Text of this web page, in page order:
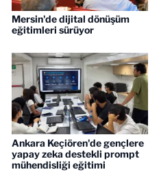
Mersin'de dijital dönüşüm
eğitimleri sürüyor
Ankara Keçiören'de gençlere
yapay zeka destekli prompt
mühendisliği eğitimi